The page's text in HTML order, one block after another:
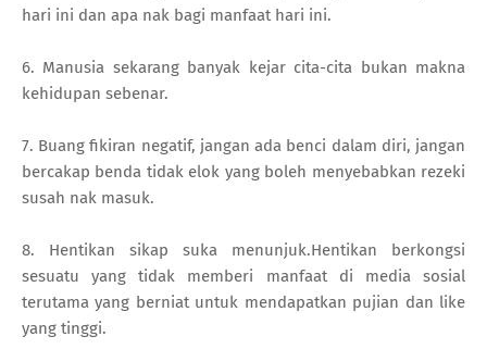
hari ini dan apa nak bagi manfaat hari ini.
6. Manusia sekarang banyak kejar cita-cita bukan makna
kehidupan sebenar.
7. Buang fikiran negatif, jangan ada benci dalam diri, jangan
bercakap benda tidak elok yang boleh menyebabkan rezeki
susah nak masuk.
8. Hentikan sikap suka menunjuk.Hentikan berkongsi
sesuatu yang tidak memberi manfaat di media sosial
terutama yang berniat untuk mendapatkan pujian dan like
yang tinggi.